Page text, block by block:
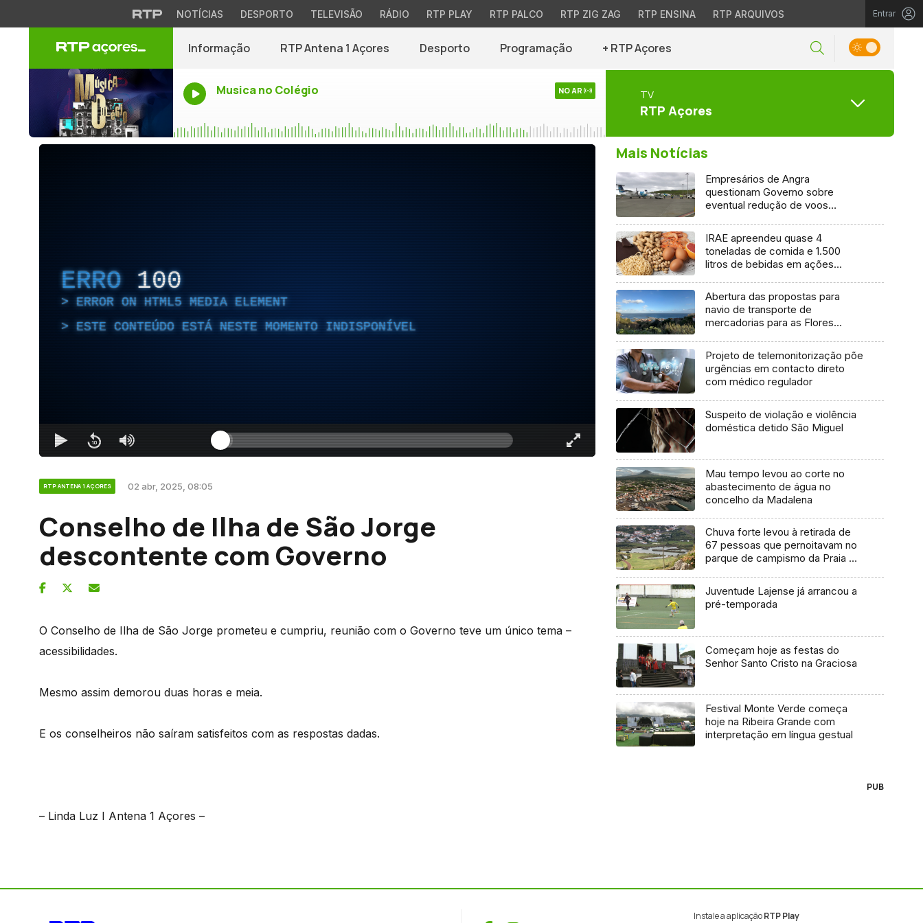
NOTÍCIAS DESPORTO TELEVISÃO RÁDIO RTP PLAY RTP PALCO RTP ZIG ZAG RTP ENSINA RTP ARQUIVOS Entrar
Informação RTP Antena 1 Açores Desporto Programação + RTP Açores
Musica no Colégio NO AR TV
RTP Açores
ERRO 100
ERROR ON HTML5 MEDIA ELEMENT
ESTE CONTEÚDO ESTÁ NESTE MOMENTO INDISPONÍVEL
RTP ANTENA 1 AÇORES 02 abr, 2025, 08:05
Conselho de Ilha de São Jorge
descontente com Governo
O Conselho de Ilha de São Jorge prometeu e cumpriu, reunião com o Governo teve um único tema –
acessibilidades.
Mesmo assim demorou duas horas e meia.
E os conselheiros não saíram satisfeitos com as respostas dadas.
– Linda Luz I Antena 1 Açores –
Mais Notícias
Empresários de Angra
questionam Governo sobre
eventual redução de voos
IRAE apreendeu quase 4
toneladas de comida e 1.500
litros de bebidas em ações
Abertura das propostas para
navio de transporte de
mercadorias para as Flores
Projeto de telemonitorização põe
urgências em contacto direto
com médico regulador
Suspeito de violação e violência
doméstica detido São Miguel
Mau tempo levou ao corte no
abastecimento de água no
concelho da Madalena
Chuva forte levou à retirada de
67 pessoas que pernoitavam no
parque de campismo da Praia da
Juventude Lajense já arrancou a
pré-temporada
Começam hoje as festas do
Senhor Santo Cristo na Graciosa
Festival Monte Verde começa
hoje na Ribeira Grande com
interpretação em língua gestual
PUB
Instale a aplicaçãoRTP Play